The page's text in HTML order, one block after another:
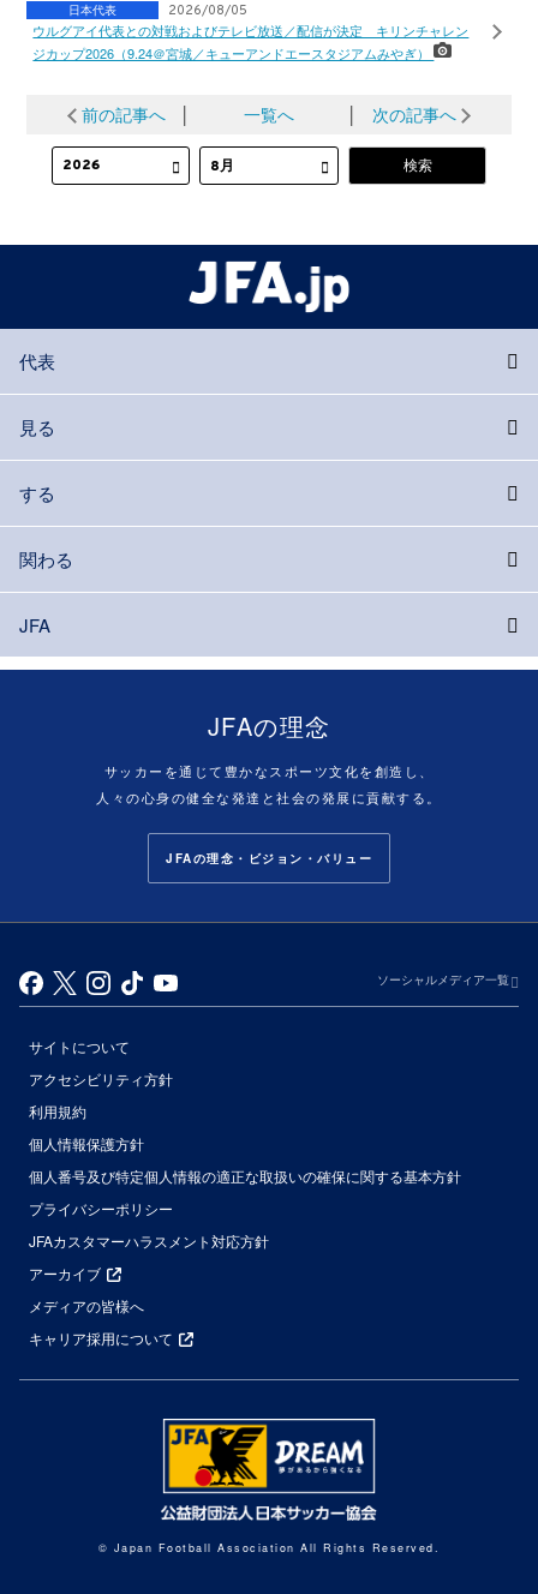
日本代表 2026/08/05
ウルグアイ代表との対戦およびテレビ放送／配信が決定 キリンチャレン
ジカップ2026（9.24＠宮城／キューアンドエースタジアムみやぎ）
前の記事へ 一覧へ 次の記事へ
代表
見る
する
関わる
JFA
JFAの理念
サッカーを通じて豊かなスポーツ文化を創造し、
人々の心身の健全な発達と社会の発展に貢献する。
JFAの理念・ビジョン・バリュー
ソーシャルメディア一覧
サイトについて
アクセシビリティ方針
利用規約
個人情報保護方針
個人番号及び特定個人情報の適正な取扱いの確保に関する基本方針
プライバシーポリシー
JFAカスタマーハラスメント対応方針
アーカイブ
メディアの皆様へ
キャリア採用について
© Japan Football Association All Rights Reserved.